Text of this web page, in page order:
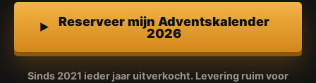
Reserveer mijn Adventskalender
2026
Sinds 2021 ieder jaar uitverkocht. Levering ruim voor